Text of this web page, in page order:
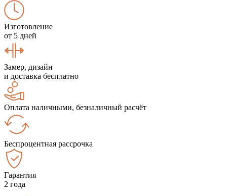
Изготовление
от 5 дней
Замер, дизайн
и доставка бесплатно
Оплата наличными, безналичный расчёт
Беспроцентная рассрочка
Гарантия
2 года